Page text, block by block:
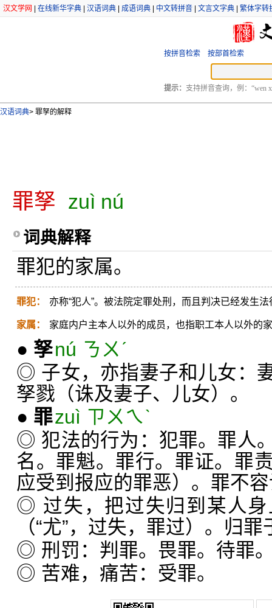
汉文学网 在线新华字典 汉语词典 成语词典 中文转拼音 文言文字典 繁体字转
按拼音检索 按部首检索
提示： 支持拼音查询，例：“wen
汉语词典> 罪孥的解释
罪孥 zuì nú
词典解释
罪犯的家属。
罪犯： 亦称“犯人”。被法院定罪处刑，而且判决已经发生
家属： 家庭内户主本人以外的成员，也指职工本人以外的
● 孥nú ㄋㄨˊ
◎ 子女，亦指妻子和儿女：
孥戮（诛及妻子、儿女）。
● 罪zuì ㄗㄨㄟˋ
◎ 犯法的行为：犯罪。罪人
名。罪魁。罪行。罪证。罪
应受到报应的罪恶）。罪不
◎ 过失，把过失归到某人
（“尤”，过失，罪过）。归罪
◎ 刑罚：判罪。畏罪。待罪
◎ 苦难，痛苦：受罪。